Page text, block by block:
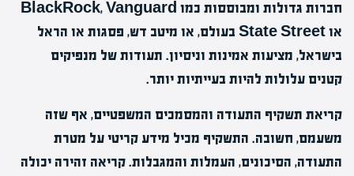
חברות גדולות ומבוססות כמו BlackRock, Vanguard
או State Street בעולם, או מיטב דש, פסגות או הראל
בישראל, מציעות אמינות וניסיון. תעודות של מנפיקים
קטנים עלולות להיות בעייתיות יותר.
קריאת תשקיף התעודה והמסמכים המשפטיים, אף שזה
משעמם, חשובה. התשקיף מכיל מידע קריטי על מטרת
התעודה, הסיכונים, העמלות והמגבלות. קריאה זהירה יכולה